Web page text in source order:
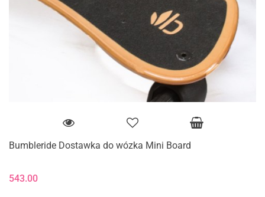
Bumbleride Dostawka do wózka Mini Board
543.00